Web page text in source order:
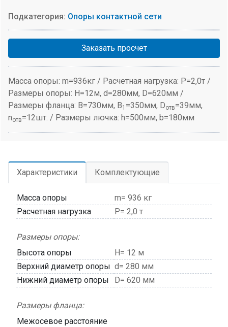
Подкатегория: Опоры контактной сети
Заказать просчет
Масса опоры: m=936кг / Расчетная нагрузка: P=2,0т /
Размеры опоры: H=12м, d=280мм, D=620мм /
Размеры фланца: B=730мм, B1 =350мм, Dотв=39мм,
nотв=12шт. / Размеры лючка: h=500мм, b=180мм
Характеристики Комплектующие
Масса опоры
m= 936 кг
Расчетная нагрузка
P= 2,0 т
Размеры опоры:
Высота опоры
H= 12 м
Верхний диаметр опоры d= 280 мм
Нижний диаметр опоры
D= 620 мм
Размеры фланца:
Межосевое расстояние